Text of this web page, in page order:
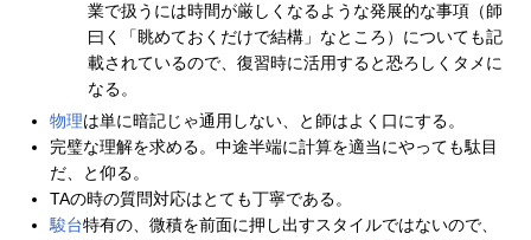
業で扱うには時間が厳しくなるような発展的な事項（師
曰く「眺めておくだけで結構」なところ）についても記
載されているので、復習時に活用すると恐ろしくタメに
なる。
物理は単に暗記じゃ通用しない、と師はよく口にする。
完璧な理解を求める。中途半端に計算を適当にやっても駄目
だ、と仰る。
TAの時の質問対応はとても丁寧である。
駿台特有の、微積を前面に押し出すスタイルではないので、